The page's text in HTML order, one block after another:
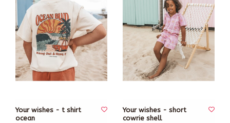
Your wishes - t shirt
ocean
Your wishes - short
cowrie shell